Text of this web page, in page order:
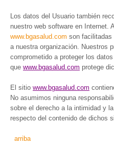
Los datos del Usuario también
nuestro web software en Internet.
www.bgasalud.com son facilitadas
a nuestra organización. Nuestros
comprometido a proteger los
que www.bgasalud.com protege
El sitio www.bgasalud.com
No asumimos ninguna
sobre el derecho a la intimidad y
respecto del contenido de dichos
arriba